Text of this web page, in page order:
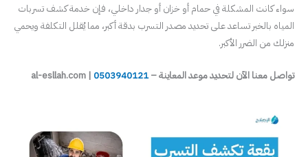
سواء كانت المشكلة في حمام أو خزان أو جدار داخلي، فإن خدمة كشف تسربات
المياه بالخبر تساعد على تحديد مصدر التسرب بدقة أكبر، مما يُقلل التكلفة ويحمي
منزلك من الضرر الأكبر.
تواصل معنا الآن لتحديد موعد المعاينة –0503940121
| al-esllah.com